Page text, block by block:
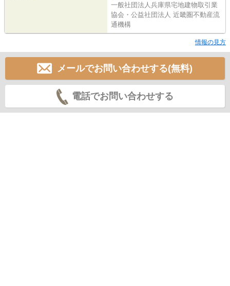
一般社団法人兵庫県宅地建物取引業
協会・公益社団法人 近畿圏不動産流
通機構
情報の見方
メールでお問い合わせする(無料)
電話でお問い合わせする